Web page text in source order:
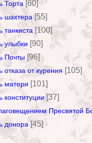
Торта [60]
шахтера [55]
танкиста [100]
улыбки [90]
Почты [96]
отказа от курения [105]
матери [101]
конституции [37]
Пресвятой
донора [45]